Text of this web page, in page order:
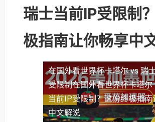
瑞士当前IP受限制
极指南让你畅享中
在国外看世界杯卡塔尔 vs 瑞
受限制在国外看世界杯卡塔尔
当前IP受限制？这份终极指南
中文解说